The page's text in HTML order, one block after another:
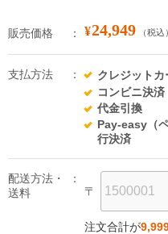
販売価格 ¥24,949 （税込）
支払方法
クレジットカ
コンビニ決済
代金引換
Pay-easy（
行決済
配送方法・
送料
〒
注文合計が